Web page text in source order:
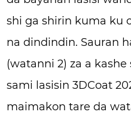
shi ga shirin kuma ku
na dindindin. Sauran
(watanni 2) za a
sami lasisin 3DCoat
maimakon tare da